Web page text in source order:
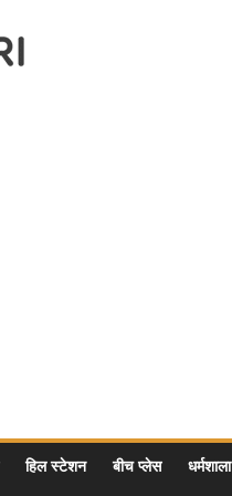
हिल स्टेशन बीच प्लेस धर्मशाला